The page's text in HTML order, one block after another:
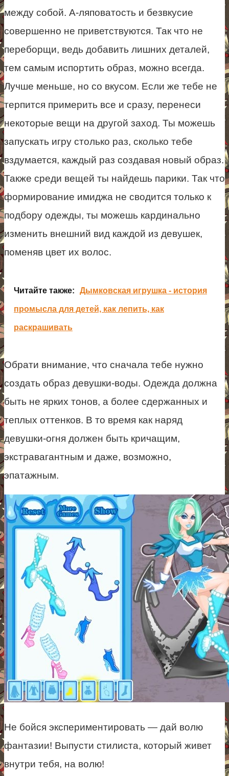
между собой. А-ляповатость и безвкусие
совершенно не приветствуются. Так что не
переборщи, ведь добавить лишних деталей,
тем самым испортить образ, можно всегда.
Лучше меньше, но со вкусом. Если же тебе не
терпится примерить все и сразу, перенеси
некоторые вещи на другой заход. Ты можешь
запускать игру столько раз, сколько тебе
вздумается, каждый раз создавая новый образ.
Также среди вещей ты найдешь парики. Так что
формирование имиджа не сводится только к
подбору одежды, ты можешь кардинально
изменить внешний вид каждой из девушек,
поменяв цвет их волос.
Читайте также: Дымковская игрушка - история
промысла для детей, как лепить, как
раскрашивать
Обрати внимание, что сначала тебе нужно
создать образ девушки-воды. Одежда должна
быть не ярких тонов, а более сдержанных и
теплых оттенков. В то время как наряд
девушки-огня должен быть кричащим,
экстравагантным и даже, возможно,
эпатажным.
Не бойся экспериментировать — дай волю
фантазии! Выпусти стилиста, который живет
внутри тебя, на волю!